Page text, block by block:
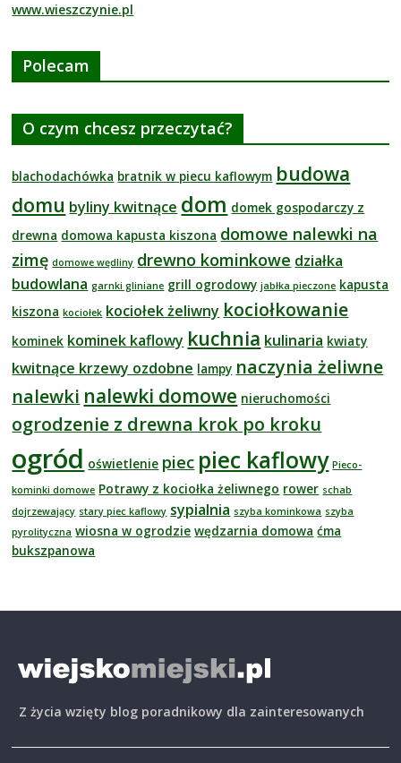
www.wieszczynie.pl
Polecam
O czym chcesz przeczytać?
blachodachówka bratnik w piecu kaflowym budowa
domu byliny kwitnące dom domek gospodarczy z
drewna domowa kapusta kiszona domowe nalewki na
zimę domowe wędliny drewno kominkowe działka
budowlana garnki gliniane grill ogrodowy jabłka pieczone kapusta
kiszona kociołek kociołek żeliwny kociołkowanie
kominek kominek kaflowy kuchnia kulinaria kwiaty
kwitnące krzewy ozdobne lampy naczynia żeliwne
nalewki nalewki domowe nieruchomości
ogrodzenie z drewna krok po kroku
ogród oświetlenie piec piec kaflowy Pieco-
kominki domowe Potrawy z kociołka żeliwnego rower schab
dojrzewający stary piec kaflowy sypialnia szyba kominkowa szyba
pyrolityczna wiosna w ogrodzie wędzarnia domowa ćma
bukszpanowa
Z życia wzięty blog poradnikowy dla zainteresowanych